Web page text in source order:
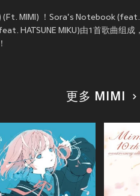
MIMI) ！Sora's Notebook (feat.
HATSUNE MIKU)由1首歌曲组成
更多 MIMI